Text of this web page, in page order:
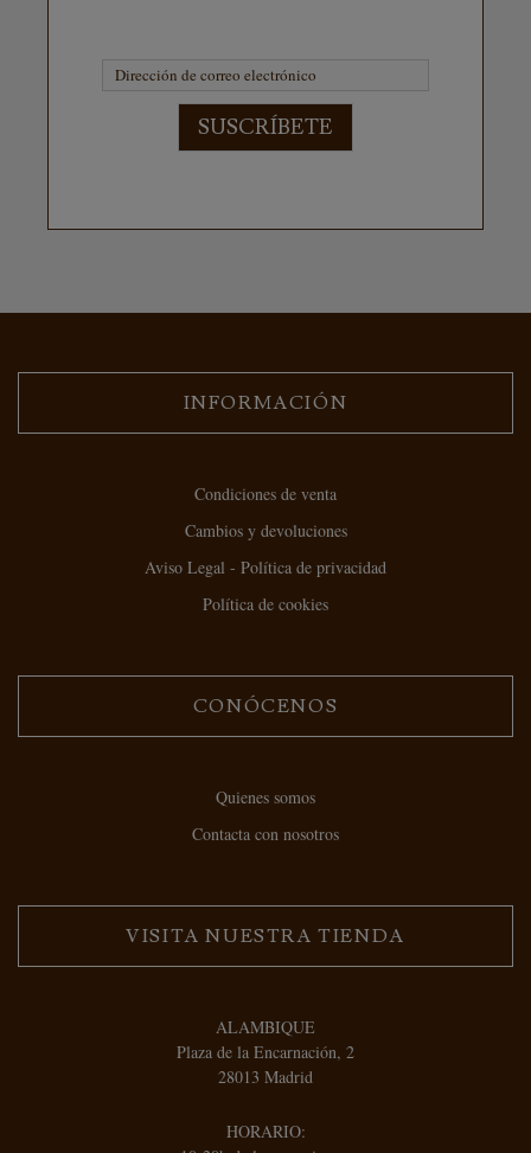
SUSCRÍBETE
INFORMACIÓN
Condiciones de venta
Cambios y devoluciones
Aviso Legal - Política de privacidad
Política de cookies
CONÓCENOS
Quienes somos
Contacta con nosotros
VISITA NUESTRA TIENDA
ALAMBIQUE
Plaza de la Encarnación, 2
28013 Madrid
HORARIO: